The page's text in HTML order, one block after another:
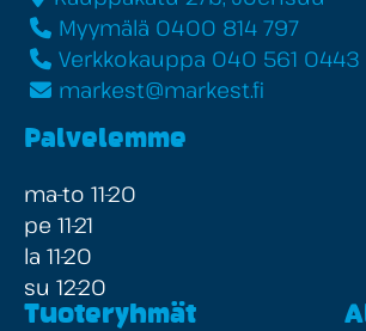
Myymälä 0400 814 797
Verkkokauppa 040 561 0443
markest@markest.fi
Palvelemme
ma-to 11-20
pe 11-21
la 11-20
su 12-20
Tuoteryhmät